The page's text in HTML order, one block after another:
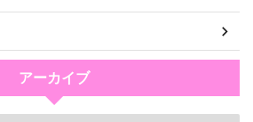
アーカイブ